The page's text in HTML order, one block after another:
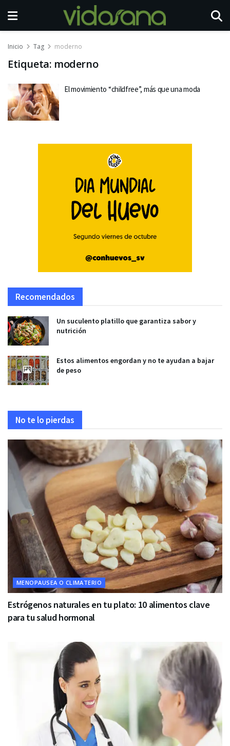
Inicio Tag moderno
Etiqueta: moderno
El movimiento “childfree”, más que una moda
Recomendados
Un suculento platillo que garantiza sabor y
nutrición
Estos alimentos engordan y no te ayudan a bajar
de peso
No te lo pierdas
MENOPAUSEA O CLIMATERIO
Estrógenos naturales en tu plato: 10 alimentos clave
para tu salud hormonal